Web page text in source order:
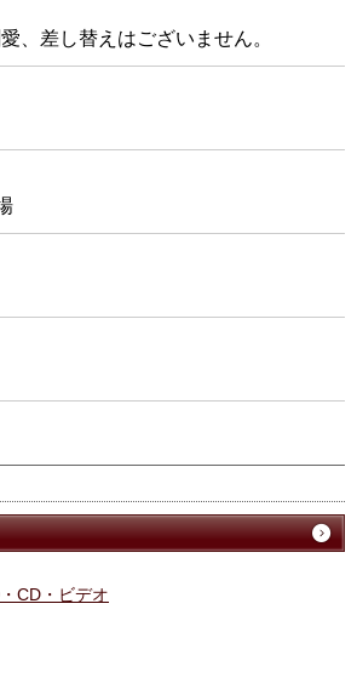
、差し替えはございません。
CD・ビデオ